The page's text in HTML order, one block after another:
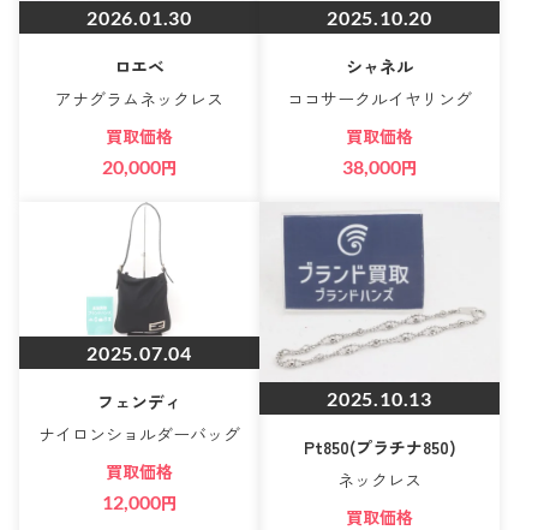
2026.01.30
ロエベ
アナグラムネックレス
買取価格
20,000円
2025.10.20
シャネル
ココサークルイヤリング
買取価格
38,000円
2025.07.04
フェンディ
ナイロンショルダーバッグ
買取価格
12,000円
2025.10.13
Pt850(プラチナ850)
ネックレス
買取価格